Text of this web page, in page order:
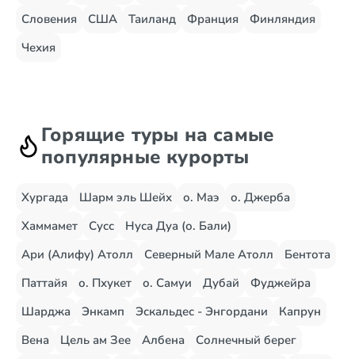
Словения
США Таиланд Франция
Финляндия
Чехия
Горящие туры на самые
популярные курорты
Хургада Шарм эль Шейх о. Маэ
о. Джерба
Хаммамет
Сусс
Нуса Дуа (о. Бали)
Ари (Алифу) Атолл
Северный Мале Атолл
Бентота
Паттайя
о. Пхукет о. Самуи Дубай
Фуджейра
Шарджа
Энкамп Эскальдес - Энгордани
Капрун
Вена
Цель ам Зее Албена
Солнечный берег